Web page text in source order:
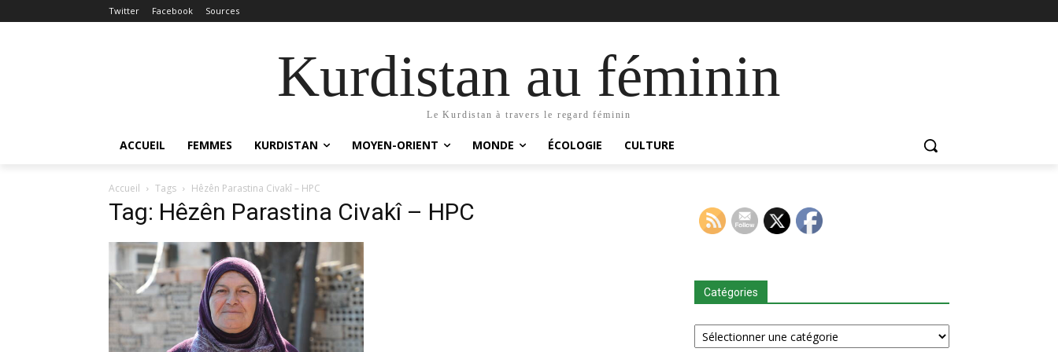
Twitter Facebook Sources
Kurdistan au féminin
Le Kurdistan à travers le regard féminin
ACCUEIL FEMMES KURDISTAN MOYEN-ORIENT MONDE ÉCOLOGIE CULTURE
Accueil Tags Hêzên Parastina Civakî – HPC
Tag: Hêzên Parastina Civakî – HPC
Catégories
Catégories